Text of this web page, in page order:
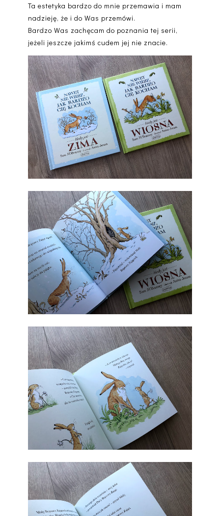
Ta estetyka bardzo do mnie przemawia i mam
nadzieję, że i do Was przemówi.
Bardzo Was zachęcam do poznania tej serii,
jeżeli jeszcze jakimś cudem jej nie znacie.